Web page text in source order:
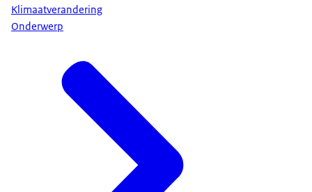
Klimaatverandering
Onderwerp